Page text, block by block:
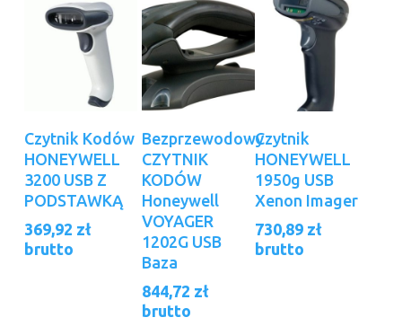
Dodaj Do
Koszyka
Czytnik Kodów
HONEYWELL
3200 USB Z
PODSTAWKĄ
369,92 zł
brutto
Dodaj Do
Koszyka
Bezprzewodowy
CZYTNIK
KODÓW
Honeywell
VOYAGER
1202G USB
Baza
844,72 zł
brutto
Dodaj Do
Koszyka
Czytnik
HONEYWELL
1950g USB
Xenon Imager
730,89 zł
brutto